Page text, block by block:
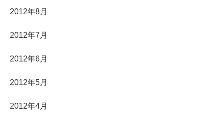
2012年8月
2012年7月
2012年6月
2012年5月
2012年4月